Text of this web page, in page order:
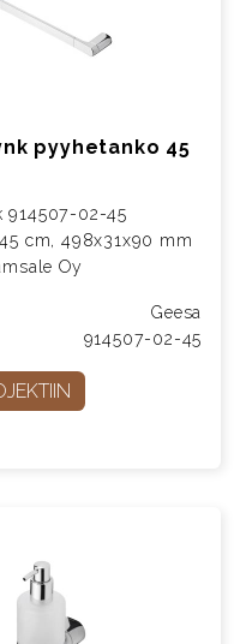
pyyhetanko 45
914507-02-45
cm, 498x31x90 mm
Oy
Geesa
914507-02-45